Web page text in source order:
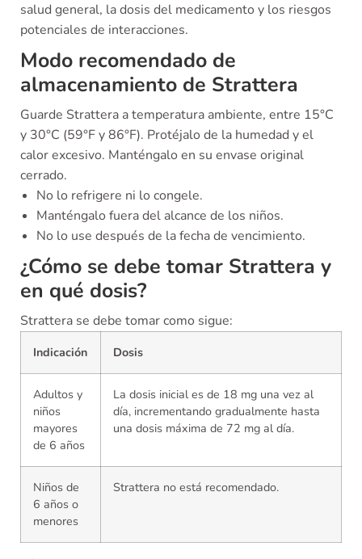
salud general, la dosis del medicamento y los riesgos
potenciales de interacciones.
Modo recomendado de
almacenamiento de Strattera
Guarde Strattera a temperatura ambiente, entre 15°C
y 30°C (59°F y 86°F). Protéjalo de la humedad y el
calor excesivo. Manténgalo en su envase original
cerrado.
No lo refrigere ni lo congele.
Manténgalo fuera del alcance de los niños.
No lo use después de la fecha de vencimiento.
¿Cómo se debe tomar Strattera y
en qué dosis?
Strattera se debe tomar como sigue:
Indicación Dosis
Adultos y
niños
mayores
de 6 años
La dosis inicial es de 18 mg una vez al
día, incrementando gradualmente hasta
una dosis máxima de 72 mg al día.
Niños de
6 años o
menores
Strattera no está recomendado.